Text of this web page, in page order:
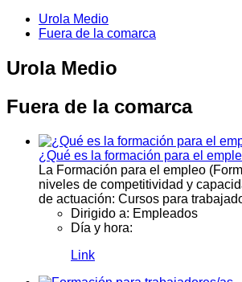
Urola Medio
Fuera de la comarca
Urola Medio
Fuera de la comarca
¿Qué es la formación para el
La Formación para el empleo
niveles de competitividad y
de actuación: Cursos para
Dirigido a: Empleados
Día y hora:
Link